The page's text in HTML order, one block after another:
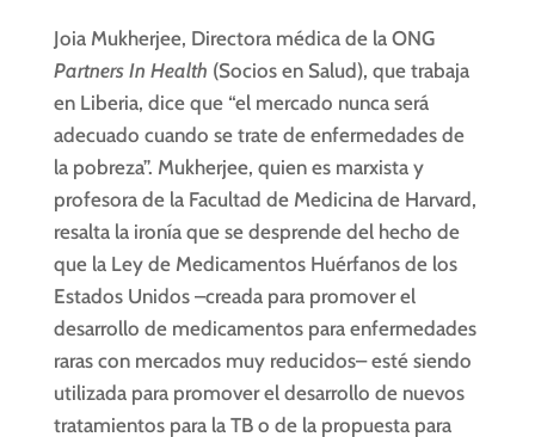
Joia Mukherjee, Directora médica de la ONG
Partners In Health (Socios en Salud), que trabaja
en Liberia, dice que “el mercado nunca será
adecuado cuando se trate de enfermedades de
la pobreza”. Mukherjee, quien es marxista y
profesora de la Facultad de Medicina de Harvard,
resalta la ironía que se desprende del hecho de
que la Ley de Medicamentos Huérfanos de los
Estados Unidos –creada para promover el
desarrollo de medicamentos para enfermedades
raras con mercados muy reducidos– esté siendo
utilizada para promover el desarrollo de nuevos
tratamientos para la TB o de la propuesta para